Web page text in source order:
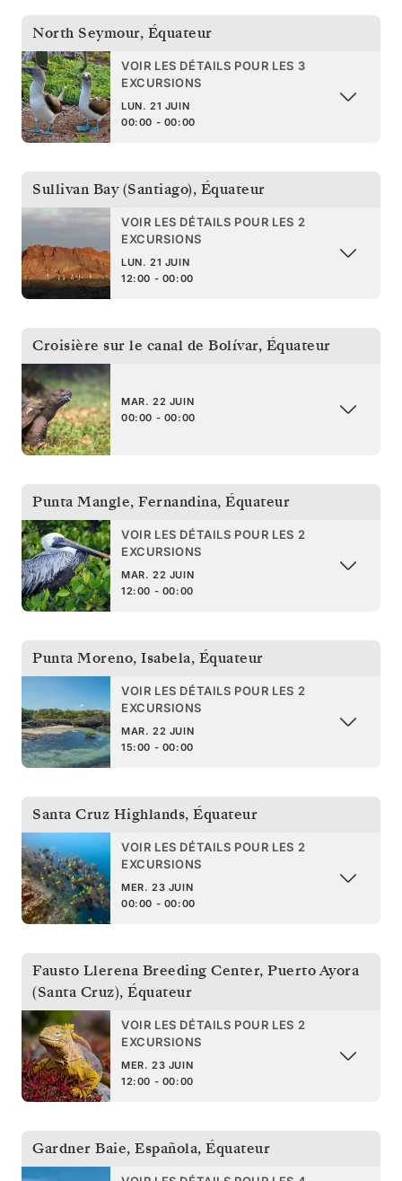
North Seymour, Équateur
VOIR LES DÉTAILS POUR LES 3
EXCURSIONS
LUN. 21 JUIN
00:00 - 00:00
Sullivan Bay (Santiago), Équateur
VOIR LES DÉTAILS POUR LES 2
EXCURSIONS
LUN. 21 JUIN
12:00 - 00:00
Croisière sur le canal de Bolívar, Équateur
MAR. 22 JUIN
00:00 - 00:00
Punta Mangle, Fernandina, Équateur
VOIR LES DÉTAILS POUR LES 2
EXCURSIONS
MAR. 22 JUIN
12:00 - 00:00
Punta Moreno, Isabela, Équateur
VOIR LES DÉTAILS POUR LES 2
EXCURSIONS
MAR. 22 JUIN
15:00 - 00:00
Santa Cruz Highlands, Équateur
VOIR LES DÉTAILS POUR LES 2
EXCURSIONS
MER. 23 JUIN
00:00 - 00:00
Fausto Llerena Breeding Center, Puerto Ayora
(Santa Cruz), Équateur
VOIR LES DÉTAILS POUR LES 2
EXCURSIONS
MER. 23 JUIN
12:00 - 00:00
Gardner Baie, Española, Équateur